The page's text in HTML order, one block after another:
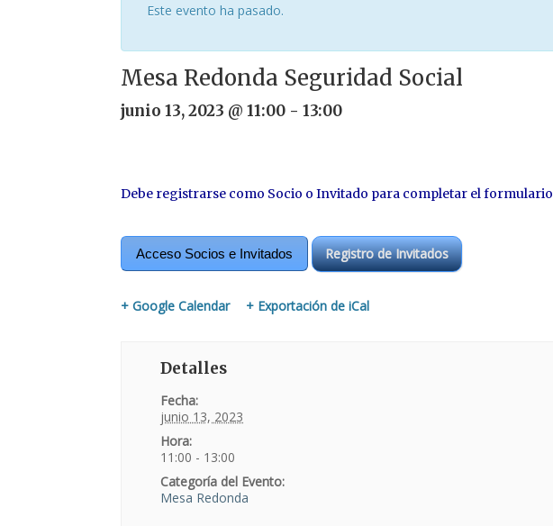
Este evento ha pasado.
Mesa Redonda Seguridad Social
junio 13, 2023 @ 11:00 -13:00
Debe registrarse como Socio o Invitado para completar el formulario
Acceso Socios e Invitados Registro de Invitados
+ Google Calendar + Exportación de iCal
Detalles
Fecha:
junio 13, 2023
Hora:
11:00 - 13:00
Categoría del Evento:
Mesa Redonda